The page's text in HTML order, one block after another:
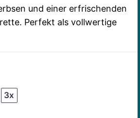
und einer erfrischenden
Perfekt als vollwertige
3x